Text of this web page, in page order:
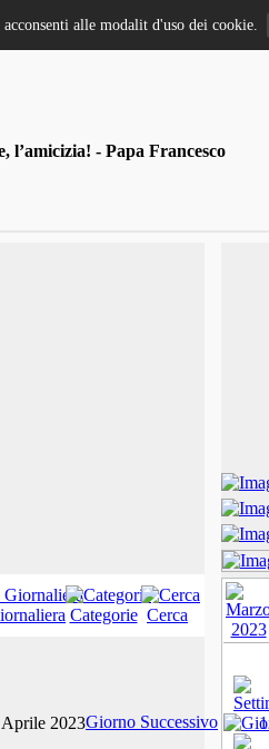
l’amicizia! - Papa Francesco
Categorie Cerca
2023Giorno Successivo
alle modalit d'uso dei cookie.